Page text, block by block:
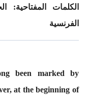
الكلمات المفتاحية:
الفرنسية
been marked by
at the beginning of